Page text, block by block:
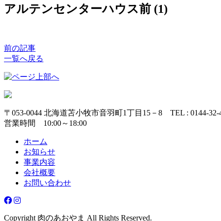
アルテンセンターハウス前 (1)
前の記事
一覧へ戻る
〒053-0044 北海道苫小牧市音羽町1丁目15－8 TEL : 0144-32-
営業時間 10:00～18:00
ホーム
お知らせ
事業内容
会社概要
お問い合わせ
Copyright 肉のあおやま All Rights Reserved.